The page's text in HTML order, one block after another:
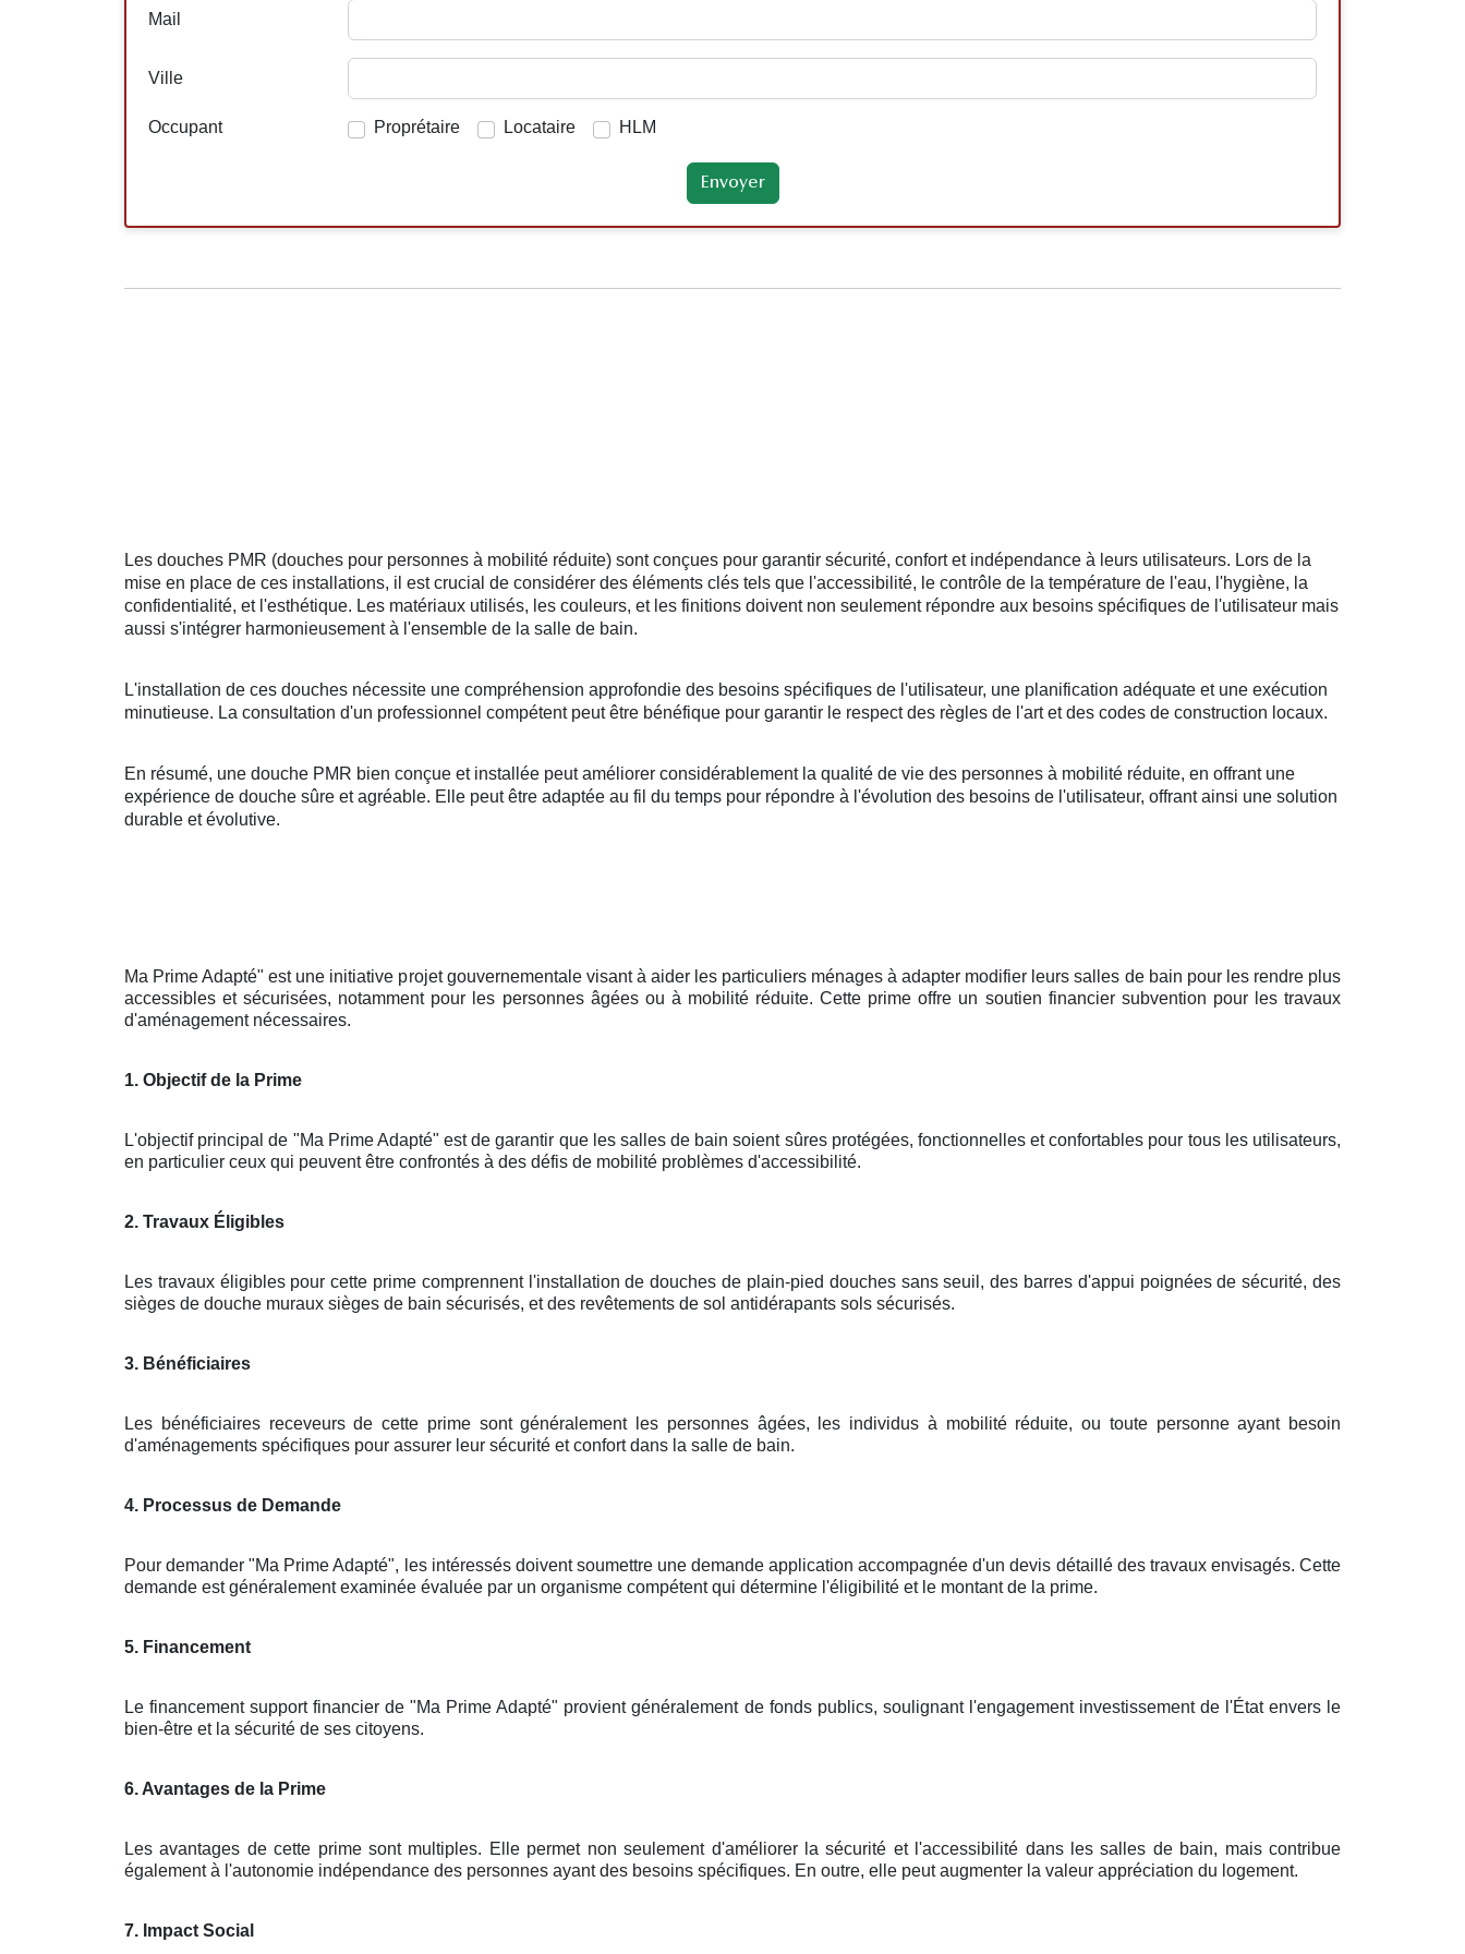
Mail
Ville
Occupant Proprétaire Locataire HLM
Les douches PMR (douches pour personnes à mobilité réduite) sont conçues pour garantir sécurité, confort et indépendance à leurs utilisateurs. Lors de la
mise en place de ces installations, il est crucial de considérer des éléments clés tels que l'accessibilité, le contrôle de la température de l'eau, l'hygiène, la
confidentialité, et l'esthétique. Les matériaux utilisés, les couleurs, et les finitions doivent non seulement répondre aux besoins spécifiques de l'utilisateur mais
aussi s'intégrer harmonieusement à l'ensemble de la salle de bain.
L'installation de ces douches nécessite une compréhension approfondie des besoins spécifiques de l'utilisateur, une planification adéquate et une exécution
minutieuse. La consultation d'un professionnel compétent peut être bénéfique pour garantir le respect des règles de l'art et des codes de construction locaux.
En résumé, une douche PMR bien conçue et installée peut améliorer considérablement la qualité de vie des personnes à mobilité réduite, en offrant une
expérience de douche sûre et agréable. Elle peut être adaptée au fil du temps pour répondre à l'évolution des besoins de l'utilisateur, offrant ainsi une solution
durable et évolutive.
Ma Prime Adapté" est une initiative projet gouvernementale visant à aider les particuliers ménages à adapter modifier leurs salles de bain pour les rendre plus
accessibles et sécurisées, notamment pour les personnes âgées ou à mobilité réduite. Cette prime offre un soutien financier subvention pour les travaux
d'aménagement nécessaires.
1. Objectif de la Prime
L'objectif principal de "Ma Prime Adapté" est de garantir que les salles de bain soient sûres protégées, fonctionnelles et confortables pour tous les utilisateurs,
en particulier ceux qui peuvent être confrontés à des défis de mobilité problèmes d'accessibilité.
2. Travaux Éligibles
Les travaux éligibles pour cette prime comprennent l'installation de douches de plain-pied douches sans seuil, des barres d'appui poignées de sécurité, des
sièges de douche muraux sièges de bain sécurisés, et des revêtements de sol antidérapants sols sécurisés.
3. Bénéficiaires
Les bénéficiaires receveurs de cette prime sont généralement les personnes âgées, les individus à mobilité réduite, ou toute personne ayant besoin
d'aménagements spécifiques pour assurer leur sécurité et confort dans la salle de bain.
4. Processus de Demande
Pour demander "Ma Prime Adapté", les intéressés doivent soumettre une demande application accompagnée d'un devis détaillé des travaux envisagés. Cette
demande est généralement examinée évaluée par un organisme compétent qui détermine l'éligibilité et le montant de la prime.
5. Financement
Le financement support financier de "Ma Prime Adapté" provient généralement de fonds publics, soulignant l'engagement investissement de l'État envers le
bien-être et la sécurité de ses citoyens.
6. Avantages de la Prime
Les avantages de cette prime sont multiples. Elle permet non seulement d'améliorer la sécurité et l'accessibilité dans les salles de bain, mais contribue
également à l'autonomie indépendance des personnes ayant des besoins spécifiques. En outre, elle peut augmenter la valeur appréciation du logement.
7. Impact Social